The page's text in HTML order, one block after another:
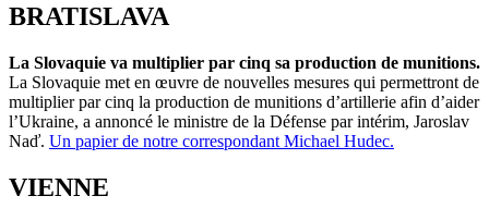
BRATISLAVA
La Slovaquie va multiplier par cinq sa production de munitions.
La Slovaquie met en œuvre de nouvelles mesures qui permettront de
multiplier par cinq la production de munitions d’artillerie afin d’aider
l’Ukraine, a annoncé le ministre de la Défense par intérim, Jaroslav
Naď. Un papier de notre correspondant Michael Hudec.
VIENNE